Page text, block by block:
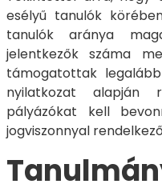
esélyű tanulók
tanulók aránya
jelentkezők száma
támogatottak
nyilatkozat alapján
pályázókat kell
jogviszonnyal